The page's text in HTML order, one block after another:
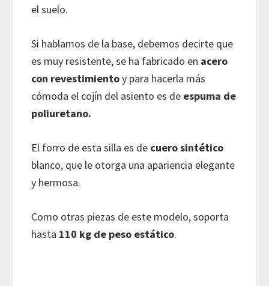
el suelo.
Si hablamos de la base, debemos decirte que
es muy resistente, se ha fabricado en acero
con revestimientoy para hacerla más
cómoda el cojín del asiento es de espuma de
poliuretano.
El forro de esta silla es de cuero sintético
blanco, que le otorga una apariencia elegante
y hermosa.
Como otras piezas de este modelo, soporta
hasta 110 kg de peso estático.